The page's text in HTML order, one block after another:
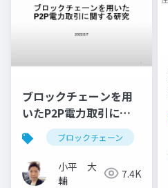
ブロックチェーンを用
いたP2P電力取引に関
する研究ブロックチェーン
小平 大
輔
7.4K